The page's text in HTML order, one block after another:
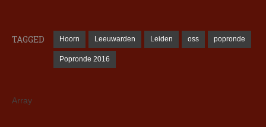
TAGGED Hoorn Leeuwarden Leiden oss popronde
Popronde 2016
Array